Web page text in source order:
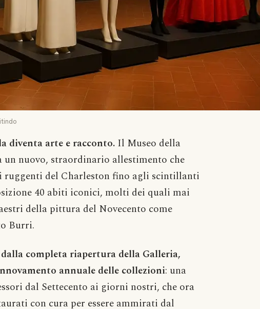
diventa arte e racconto. Il Museo della
un nuovo, straordinario allestimento che
ruggenti del Charleston fino agli scintillanti
40 abiti iconici, molti dei quali mai
della pittura del Novecento come
Burri.
completa riapertura della Galleria,
annuale delle collezioni: una
dal Settecento ai giorni nostri, che ora
con cura per essere ammirati dal